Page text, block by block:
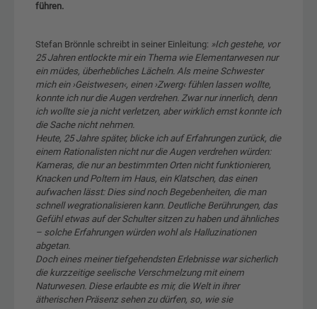
führen.
Stefan Brönnle schreibt in seiner Einleitung: »Ich gestehe, vor
25 Jahren entlockte mir ein Thema wie Elementarwesen nur
ein müdes, überhebliches Lächeln. Als meine Schwester
mich ein ›Geistwesen‹, einen ›Zwerg‹ fühlen lassen wollte,
konnte ich nur die Augen verdrehen. Zwar nur innerlich, denn
ich wollte sie ja nicht verletzen, aber wirklich ernst konnte ich
die Sache nicht nehmen.
Heute, 25 Jahre später, blicke ich auf Erfahrungen zurück, die
einem Rationalisten nicht nur die Augen verdrehen würden:
Kameras, die nur an bestimmten Orten nicht funktionieren,
Knacken und Poltern im Haus, ein Klatschen, das einen
aufwachen lässt: Dies sind noch Begebenheiten, die man
schnell wegrationalisieren kann. Deutliche Berührungen, das
Gefühl etwas auf der Schulter sitzen zu haben und ähnliches
– solche Erfahrungen würden wohl als Halluzinationen
abgetan.
Doch eines meiner tiefgehendsten Erlebnisse war sicherlich
die kurzzeitige seelische Verschmelzung mit einem
Naturwesen. Diese erlaubte es mir, die Welt in ihrer
ätherischen Präsenz sehen zu dürfen, so, wie sie